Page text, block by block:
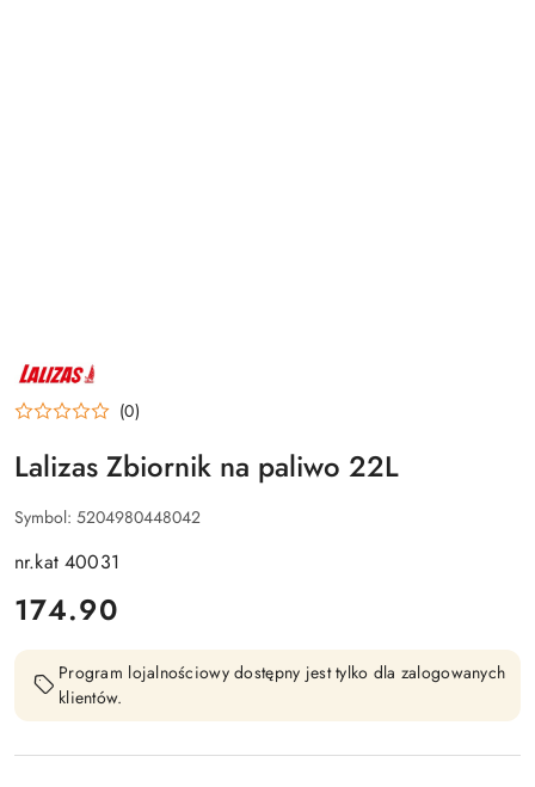
NAZWA
PRODUCENTA:
LALIZAS (0)
Lalizas Zbiornik na paliwo 22L
Symbol: 5204980448042
nr.kat 40031
cena:
174.90
Program lojalnościowy dostępny jest tylko dla zalogowanych
klientów.